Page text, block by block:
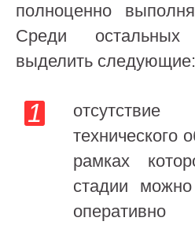
полноценно
Среди
выделить следующие:
отсутствие
технического
рамках
стадии